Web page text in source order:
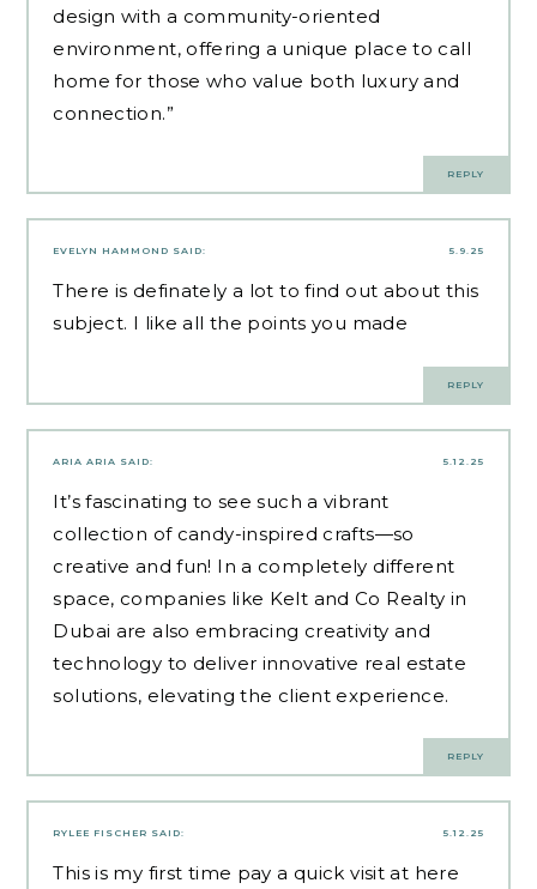
design with a community-oriented
environment, offering a unique place to call
home for those who value both luxury and
connection.”
REPLY
5.9.25
EVELYN HAMMOND SAID:
There is definately a lot to find out about this
subject. I like all the points you made
REPLY
5.12.25
ARIA ARIA SAID:
It’s fascinating to see such a vibrant
collection of candy-inspired crafts—so
creative and fun! In a completely different
space, companies like Kelt and Co Realty in
Dubai are also embracing creativity and
technology to deliver innovative real estate
solutions, elevating the client experience.
REPLY
5.12.25
RYLEE FISCHER SAID:
This is my first time pay a quick visit at here